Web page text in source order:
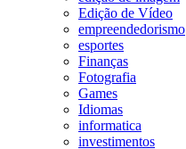
Edição de Vídeo
empreendedorismo
esportes
Finanças
Fotografia
Games
Idiomas
informatica
investimentos